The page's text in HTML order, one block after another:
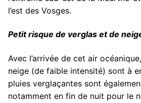
l’est des Vosges.
Petit risque de verglas et de
Avec l’arrivée de cet air
neige (de faible intensité) sont à
pluies verglaçantes sont
notamment en fin de nuit pour le